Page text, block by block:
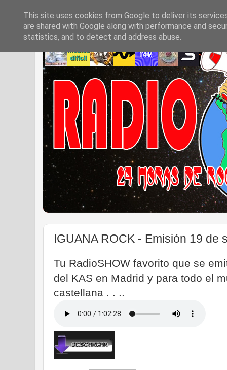
IGUANA ROCK - Emisión 19 de
Tu RadioSHOW favorito que se
del KAS en Madrid y para todo el
castellana . . ..
This site uses cookies from Google to deliver its
are shared with Google along with performance and
statistics, and to detect and address abuse.